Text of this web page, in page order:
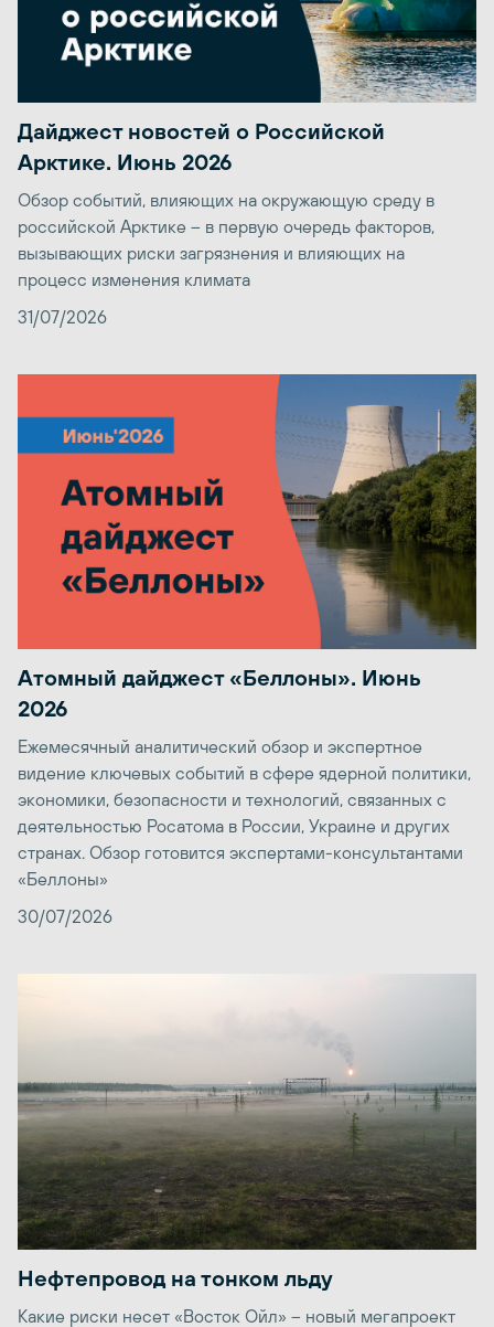
Дайджест новостей о Российской
Арктике. Июнь 2026
Обзор событий, влияющих на окружающую среду в
российской Арктике – в первую очередь факторов,
вызывающих риски загрязнения и влияющих на
процесс изменения климата
31/07/2026
Атомный дайджест «Беллоны». Июнь
2026
Ежемесячный аналитический обзор и экспертное
видение ключевых событий в сфере ядерной политики,
экономики, безопасности и технологий, связанных с
деятельностью Росатома в России, Украине и других
странах. Обзор готовится экспертами-консультантами
«Беллоны»
30/07/2026
Нефтепровод на тонком льду
Какие риски несет «Восток Ойл» – новый мегапроект